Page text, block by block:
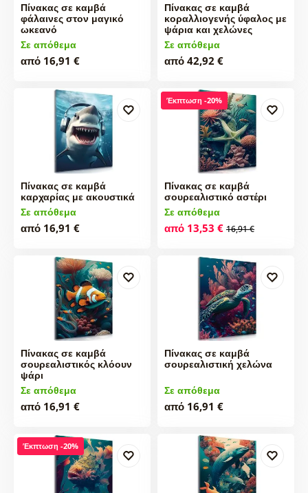
Πίνακας σε καμβά
φάλαινες στον μαγικό
ωκεανό
Σε απόθεμα
από 16,91 €
Πίνακας σε καμβά
κοραλλιογενής ύφαλος με
ψάρια και χελώνες
Σε απόθεμα
από 42,92 €
Πίνακας σε καμβά
καρχαρίας με ακουστικά
Σε απόθεμα
από 16,91 €
Έκπτωση -20%
Πίνακας σε καμβά
σουρεαλιστικό αστέρι
Σε απόθεμα
από 13,53 € 16,91 €
Πίνακας σε καμβά
σουρεαλιστικός κλόουν
ψάρι
Σε απόθεμα
από 16,91 €
Πίνακας σε καμβά
σουρεαλιστική χελώνα
Σε απόθεμα
από 16,91 €
Έκπτωση -20%